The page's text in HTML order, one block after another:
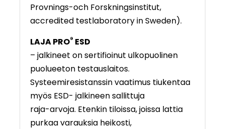
Provnings-och Forskningsinstitut,
accredited testlaboratory in Sweden).
LAJA PRO® ESD
– jalkineet on sertifioinut ulkopuolinen
puolueeton testauslaitos.
Systeemiresistanssin vaatimus tiukentaa
myös ESD- jalkineen sallittuja
raja-arvoja. Etenkin tiloissa, joissa lattia
purkaa varauksia heikosti,